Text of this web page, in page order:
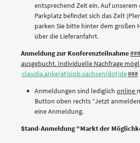
entsprechend Zeit ein. Auf unserem
Parkplatz befindet sich das Zelt
parken Sie bitte hinter dem großen
über die Lieferanfahrt.
Anmeldung zur Konferenzteilnahme
ausgebucht. Individuelle Nachfrage
claudia.anke(at)slpb.sachsen(dot)de###
Anmeldungen sind lediglich online
Button oben rechts “Jetzt
eine Anmeldung.
Stand-Anmeldung “Markt der